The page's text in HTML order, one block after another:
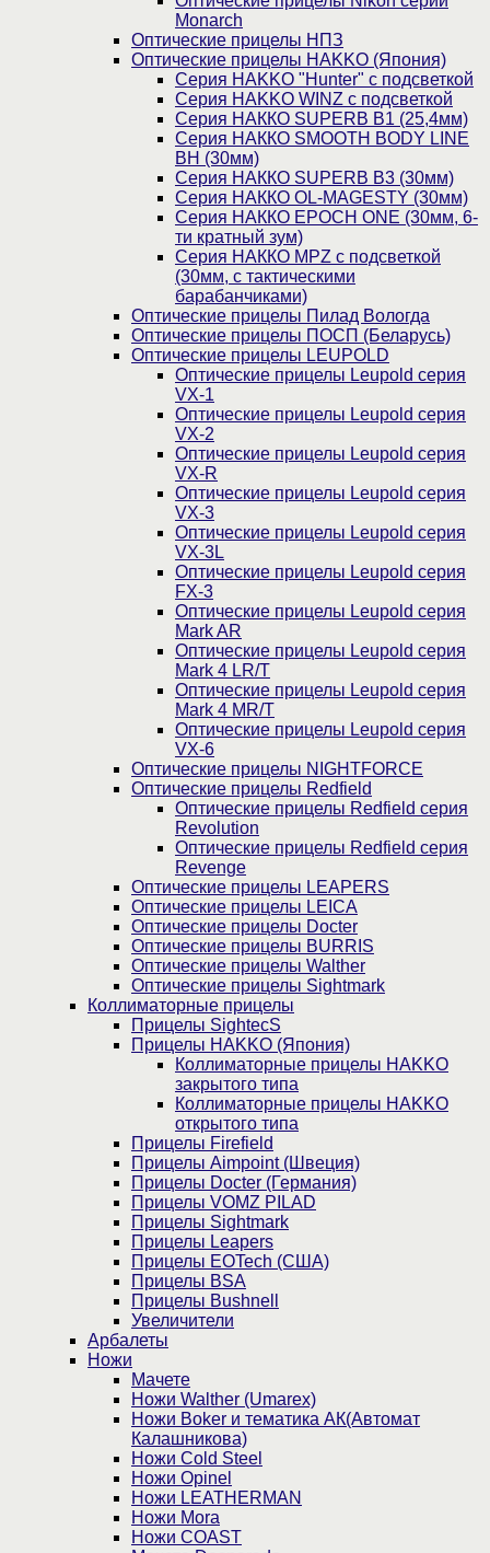
Monarch
Оптические прицелы НПЗ
Оптические прицелы HAKKO (Япония)
Cерия HAKKO "Hunter" с подсветкой
Серия НAKKO WINZ с подсветкой
Серия НАККО SUPERB B1 (25,4мм)
Серия НАККО SMOOTH BODY LINE
BH (30мм)
Серия НАККО SUPERB B3 (30мм)
Серия НАККО OL-MAGESTY (30мм)
Серия НАККО EPOCH ONE (30мм, 6-
ти кратный зум)
Серия НАККО MPZ с подсветкой
(30мм, c тактическими
барабанчиками)
Оптические прицелы Пилад Вологда
Оптические прицелы ПОСП (Беларусь)
Оптические прицелы LEUPOLD
Оптические прицелы Leupold серия
VX-1
Оптические прицелы Leupold серия
VX-2
Оптические прицелы Leupold серия
VX-R
Оптические прицелы Leupold серия
VX-3
Оптические прицелы Leupold серия
VX-3L
Оптические прицелы Leupold серия
FX-3
Оптические прицелы Leupold серия
Mark AR
Оптические прицелы Leupold серия
Mark 4 LR/T
Оптические прицелы Leupold серия
Mark 4 MR/T
Оптические прицелы Leupold серия
VX-6
Оптические прицелы NIGHTFORCE
Оптические прицелы Redfield
Оптические прицелы Redfield серия
Revolution
Оптические прицелы Redfield серия
Revenge
Оптические прицелы LEAPERS
Оптические прицелы LEICA
Оптические прицелы Docter
Оптические прицелы BURRIS
Оптические прицелы Walther
Оптические прицелы Sightmark
Коллиматорные прицелы
Прицелы SightecS
Прицелы HAKKO (Япония)
Коллиматорные прицелы HAKKO
закрытого типа
Коллиматорные прицелы HAKKO
открытого типа
Прицелы Firefield
Прицелы Aimpoint (Швеция)
Прицелы Docter (Германия)
Прицелы VOMZ PILAD
Прицелы Sightmark
Прицелы Leapers
Прицелы EOTech (США)
Прицелы BSA
Прицелы Bushnell
Увеличители
Арбалеты
Ножи
Мачете
Ножи Walther (Umarex)
Ножи Boker и тематика АК(Автомат
Калашникова)
Ножи Cold Steel
Ножи Opinel
Ножи LEATHERMAN
Ножи Mora
Ножи COAST